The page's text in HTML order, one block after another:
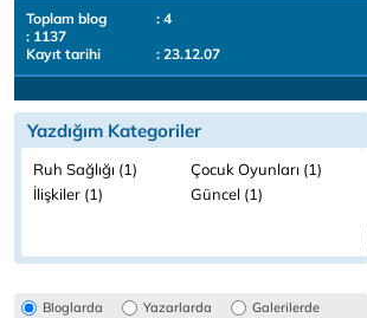
Toplam blog
: 4
: 1137
Kayıt tarihi
: 23.12.07
Yazdığım Kategoriler
Ruh Sağlığı (1)
Çocuk Oyunları (1)
İlişkiler (1)
Güncel (1)
Bloglarda Yazarlarda Galerilerde